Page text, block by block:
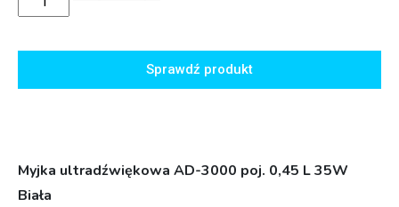
Sprawdź produkt
Myjka ultradźwiękowa AD-3000 poj. 0,45 L 35W
Biała